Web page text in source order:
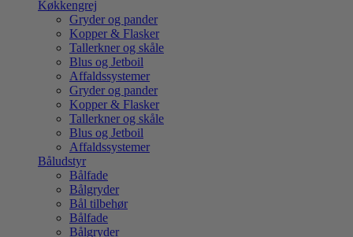
Køkkengrej
Gryder og pander
Kopper & Flasker
Tallerkner og skåle
Blus og Jetboil
Affaldssystemer
Gryder og pander
Kopper & Flasker
Tallerkner og skåle
Blus og Jetboil
Affaldssystemer
Båludstyr
Bålfade
Bålgryder
Bål tilbehør
Bålfade
Bålgryder